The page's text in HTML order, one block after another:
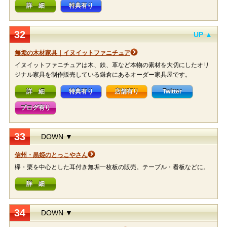
詳 細 特典有り
32 UP ▲
無垢の木材家具｜イヌイットファニチュア
イヌイットファニチュアは木、鉄、革など本物の素材を大切にしたオリ
ジナル家具を制作販売している鎌倉にあるオーダー家具屋です。
詳 細 特典有り 店舗有り Twitter
ブログ有り
33 DOWN ▼
信州・黒姫のとっこやさん
欅・栗を中心とした耳付き無垢一枚板の販売。テーブル・看板などに。
詳 細
34 DOWN ▼